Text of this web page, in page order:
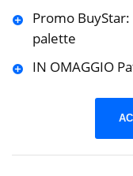
Promo BuyStar:
palette
IN OMAGGIO